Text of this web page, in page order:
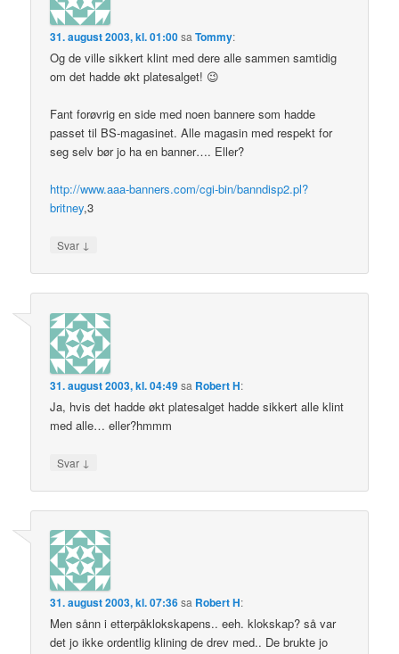
31. august 2003, kl. 01:00sa Tommy:
Og de ville sikkert klint med dere alle sammen samtidig
om det hadde økt platesalget! 😉
Fant forøvrig en side med noen bannere som hadde
passet til BS-magasinet. Alle magasin med respekt for
seg selv bør jo ha en banner…. Eller?
http://www.aaa-banners.com/cgi-bin/banndisp2.pl?
britney,3
Svar ↓
31. august 2003, kl. 04:49sa Robert H:
Ja, hvis det hadde økt platesalget hadde sikkert alle klint
med alle… eller?hmmm
Svar ↓
31. august 2003, kl. 07:36sa Robert H:
Men sånn i etterpåklokskapens.. eeh. klokskap? så var
det jo ikke ordentlig klining de drev med.. De brukte jo